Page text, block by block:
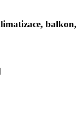
balkon,
|